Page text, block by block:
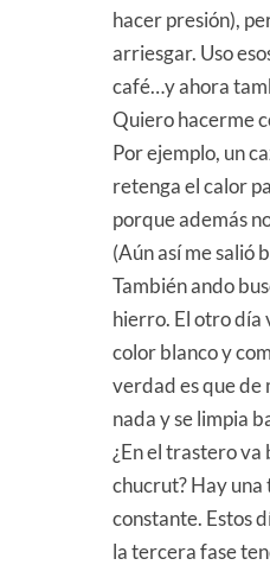
hacer presión),
arriesgar. Uso
café…y ahora
Quiero hacerme
Por ejemplo, un
retenga el calor
porque además
(Aún así me salió
También ando
hierro. El otro día
color blanco y
verdad es que de
nada y se limpia
¿En el trastero va
chucrut? Hay
constante. Estos
la tercera fase